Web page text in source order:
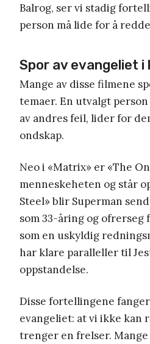
Balrog, ser vi stadig
person må lide for å
Spor av evangeliet
Mange av disse filmene
temaer. En utvalgt
av andres feil, lider for
ondskap.
Neo i «Matrix» er «The
menneskeheten og står
Steel» blir Superman
som 33-åring og ofrerseg
som en uskyldig
har klare paralleller til
oppstandelse.
Disse fortellingene
evangeliet: at vi ikke kan
trenger en frelser. Mange